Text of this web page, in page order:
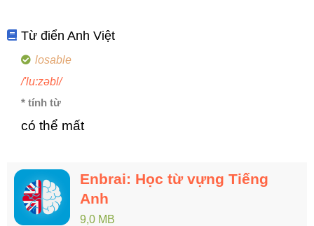
Từ điển Anh Việt
losable
/'lu:zəbl/
* tính từ
có thể mất
Enbrai: Học từ vựng Tiếng
Anh
9,0 MB